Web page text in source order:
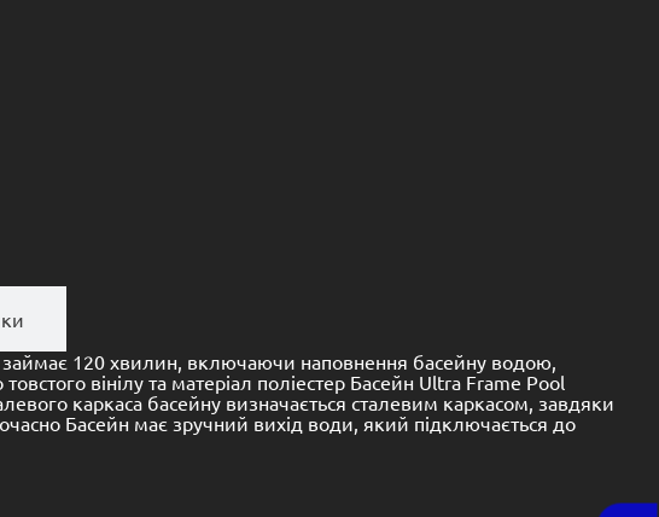
займає 120 хвилин, включаючи наповнення басейну водою,
вінілу та матеріал поліестер Басейн Ultra Frame Pool
каркаса басейну визначається сталевим каркасом, завдяки
Басейн має зручний вихід води, який підключається до